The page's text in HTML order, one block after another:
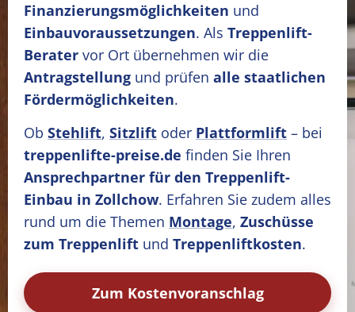
Finanzierungsmöglichkeiten und
Einbauvoraussetzungen. Als Treppenlift-
Berater vor Ort übernehmen wir die
Antragstellung und prüfen alle staatlichen
Fördermöglichkeiten.
Ob Stehlift, Sitzlift oder Plattformlift – bei
treppenlifte-preise.de finden Sie Ihren
Ansprechpartner für den Treppenlift-
Einbau in Zollchow. Erfahren Sie zudem alles
rund um die Themen Montage, Zuschüsse
zum Treppenlift und Treppenliftkosten.
Zum Kostenvoranschlag